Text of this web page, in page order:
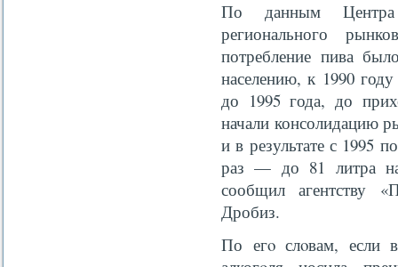
По данным Центра
регионального
потребление пива
населению, к 1990
до 1995 года, до
начали консолидацию
и в результате с 1995
раз — до 81 литра
сообщил агентству
Дробиз.
По егο слοвам, если